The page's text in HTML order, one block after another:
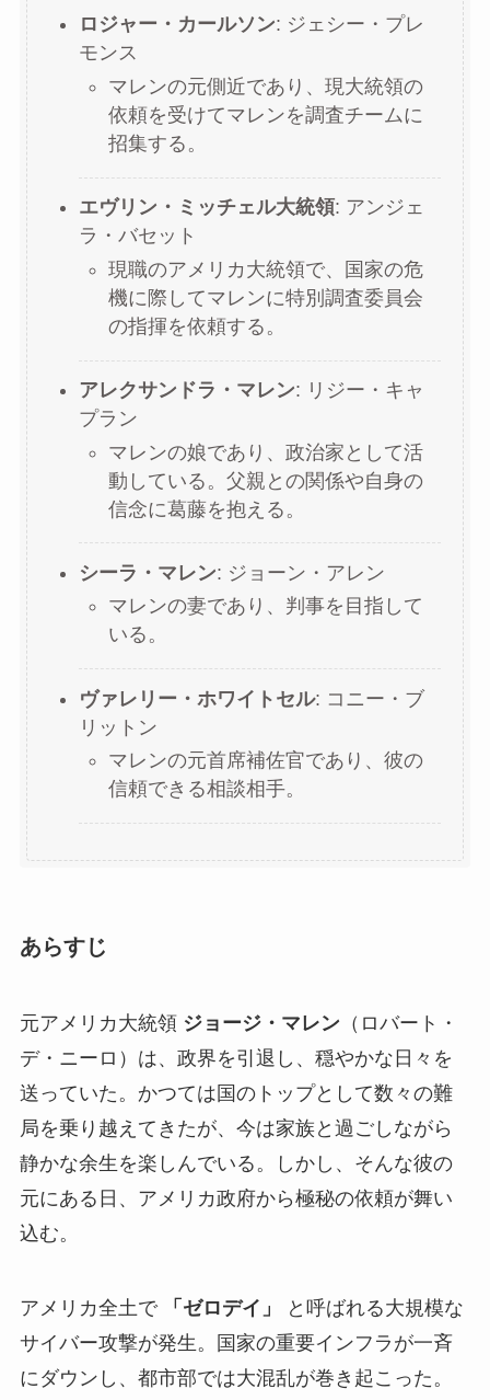
ロジャー・カールソン: ジェシー・プレ
モンス
マレンの元側近であり、現大統領の
依頼を受けてマレンを調査チームに
招集する。
エヴリン・ミッチェル大統領: アンジェ
ラ・バセット
現職のアメリカ大統領で、国家の危
機に際してマレンに特別調査委員会
の指揮を依頼する。
アレクサンドラ・マレン: リジー・キャ
プラン
マレンの娘であり、政治家として活
動している。父親との関係や自身の
信念に葛藤を抱える。
シーラ・マレン: ジョーン・アレン
マレンの妻であり、判事を目指して
いる。
ヴァレリー・ホワイトセル: コニー・ブ
リットン
マレンの元首席補佐官であり、彼の
信頼できる相談相手。
あらすじ
元アメリカ大統領 ジョージ・マレン（ロバート・
デ・ニーロ）は、政界を引退し、穏やかな日々を
送っていた。かつては国のトップとして数々の難
局を乗り越えてきたが、今は家族と過ごしながら
静かな余生を楽しんでいる。しかし、そんな彼の
元にある日、アメリカ政府から極秘の依頼が舞い
込む。
アメリカ全土で 「ゼロデイ」
と呼ばれる大規模な
サイバー攻撃が発生。国家の重要インフラが一斉
にダウンし、都市部では大混乱が巻き起こった。